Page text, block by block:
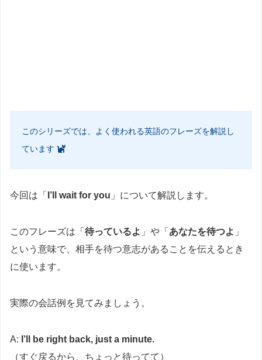
このシリーズでは、よく使われる英語のフレーズを解説し
ています
今回は「 I’ll wait for you 」について解説します。
このフレーズは「 待っているよ 」や「 あなたを待つよ 」
という意味で、相手を待つ意志があることを伝えるとき
に使います。
実際の会話例を見てみましょう。
A: I’ll be right back, just a minute.
（すぐ戻るから、ちょっと待ってて）